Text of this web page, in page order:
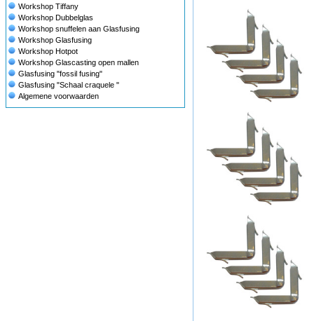
Workshop Tiffany
Workshop Dubbelglas
Workshop snuffelen aan Glasfusing
Workshop Glasfusing
Workshop Hotpot
Workshop Glascasting open mallen
Glasfusing "fossil fusing"
Glasfusing "Schaal craquele "
Algemene voorwaarden